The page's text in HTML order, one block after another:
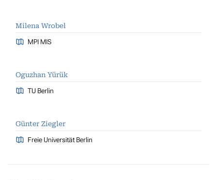
Milena Wrobel
MPI MIS
Oguzhan Yürük
TU Berlin
Günter Ziegler
Freie Universität Berlin